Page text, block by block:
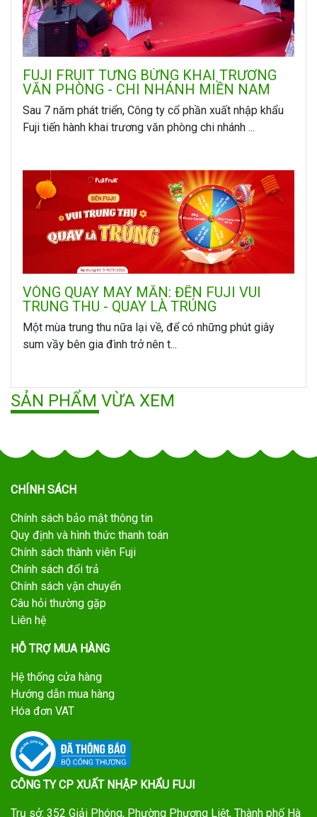
FUJI FRUIT TƯNG BỪNG KHAI TRƯƠNG
VĂN PHÒNG - CHI NHÁNH MIỀN NAM
Sau 7 năm phát triển, Công ty cổ phần xuất nhập khẩu
Fuji tiến hành khai trương văn phòng chi nhánh ...
VÒNG QUAY MAY MẮN: ĐẾN FUJI VUI
TRUNG THU - QUAY LÀ TRÚNG
Một mùa trung thu nữa lại về, để có những phút giây
sum vầy bên gia đình trở nên t...
SẢN PHẨM VỪA XEM
CHÍNH SÁCH
Chính sách bảo mật thông tin
Quy định và hình thức thanh toán
Chính sách thành viên Fuji
Chính sách đổi trả
Chính sách vận chuyển
Câu hỏi thường gặp
Liên hệ
HỖ TRỢ MUA HÀNG
Hệ thống cửa hàng
Hướng dẫn mua hàng
Hóa đơn VAT
CÔNG TY CP XUẤT NHẬP KHẨU FUJI
Trụ sở: 352 Giải Phóng, Phường Phương Liệt, Thành phố Hà